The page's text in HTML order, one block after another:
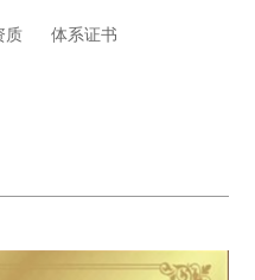
质 体系证书